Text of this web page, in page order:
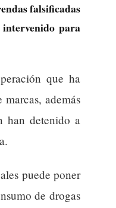
falsificadas
para
que ha
además
han detenido a
puede poner
de drogas